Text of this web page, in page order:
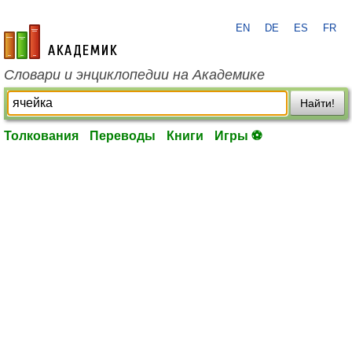
academic.ru
EN DE ES FR
Словари и энциклопедии на Академике
Найти!
Толкования Переводы Книги Игры ⚽